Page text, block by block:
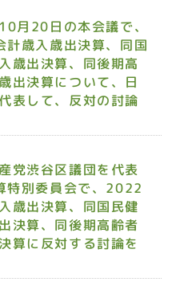
月20日の本会議で、
歳入歳出決算、同国
歳出決算、同後期高
出決算について、日
表して、反対の討論
党渋谷区議団を代表
特別委員会で、2022
歳出決算、同国民健
決算、同後期高齢者
算に反対する討論を